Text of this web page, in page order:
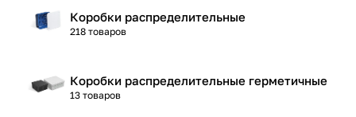
Коробки распределительные
218 товаров
Коробки распределительные герметичные
13 товаров